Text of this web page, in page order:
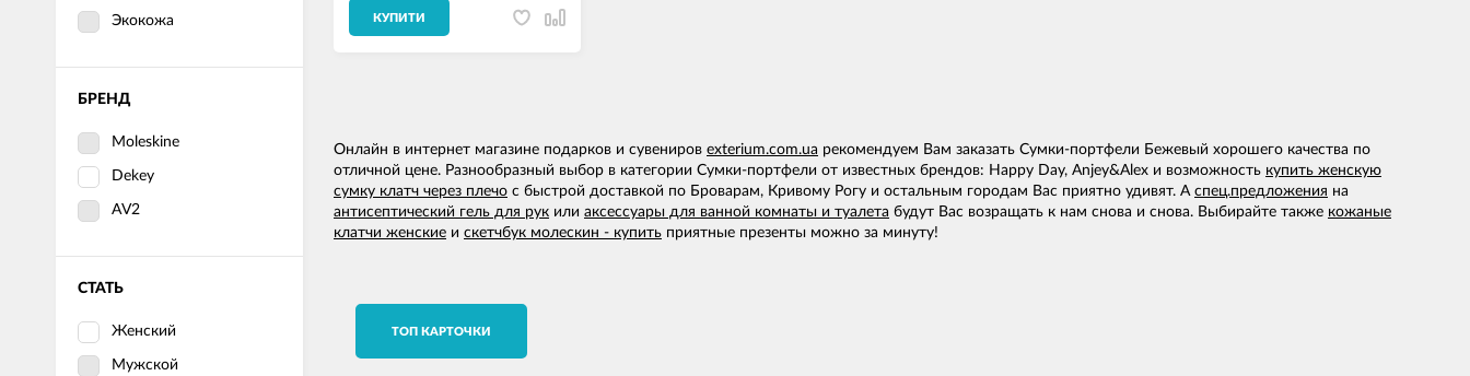
Экокожа
БРЕНД
Moleskine
Dekey
AV2
СТАТЬ
Женский
Мужской
КУПИТИ
Онлайн в интернет магазине подарков и сувениров exterium.com.ua рекомендуем Вам заказать Сумки-портфели Бежевый хорошего качества по
отличной цене. Разнообразный выбор в категории Сумки-портфели от известных брендов: Happy Day, Anjey&Alex и возможность купить женскую
сумку клатч через плечо с быстрой доставкой по Броварам, Кривому Рогу и остальным городам Вас приятно удивят. А спец.предложения на
антисептический гель для рук или аксессуары для ванной комнаты и туалета будут Вас возращать к нам снова и снова. Выбирайте также кожаные
клатчи женские и скетчбук молескин - купить приятные презенты можно за минуту!
TОП КАРТОЧКИ